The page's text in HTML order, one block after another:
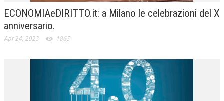
ECONOMIAeDIRITTO.it: a Milano le celebrazioni del X
anniversario.
Apr 24, 2023 1865